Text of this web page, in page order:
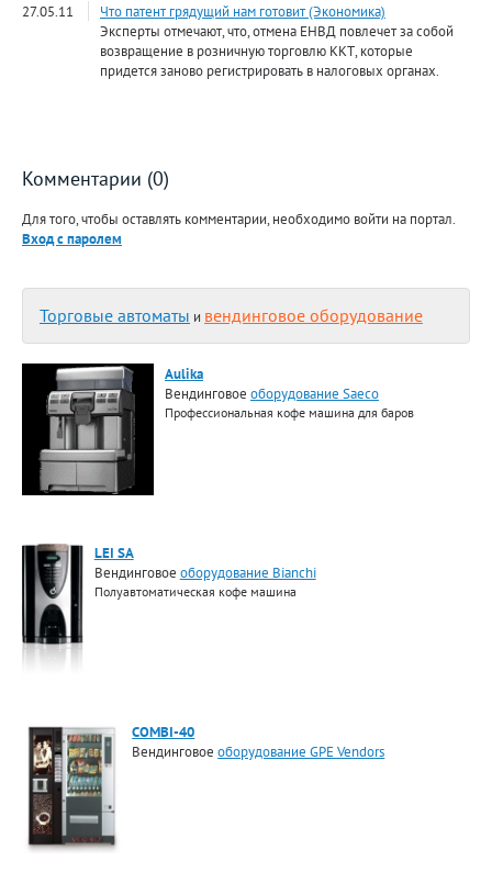
27.05.11
Что патент грядущий нам готовит (Экономика)
Эксперты отмечают, что, отмена ЕНВД повлечет за собой
возвращение в розничную торговлю ККТ, которые
придется заново регистрировать в налоговых органах.
Комментарии (0)
Для того, чтобы оставлять комментарии, необходимо войти на портал.
Вход с паролем
Торговые автоматы и вендинговое оборудование
Aulika
Вендинговое оборудование Saeco
Профессиональная кофе машина для баров
LEI SA
Вендинговое оборудование Bianchi
Полуавтоматическая кофе машина
COMBI-40
Вендинговоеоборудование GPE Vendors